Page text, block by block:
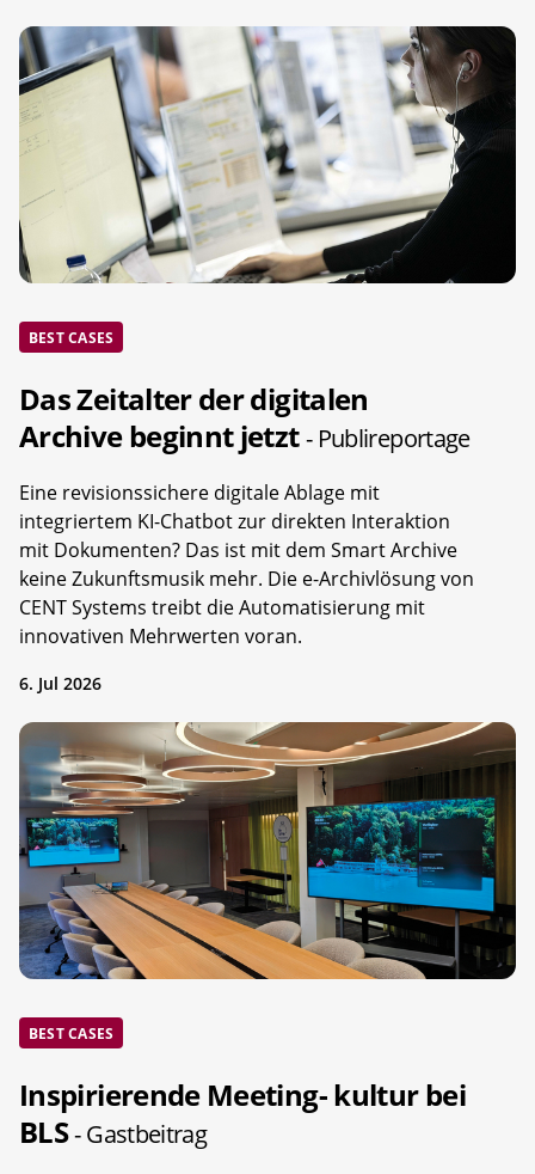
BEST CASES
Das Zeitalter der digitalen
Archive beginnt jetzt- Publireportage
Eine revisionssichere digitale Ablage mit
integriertem KI-Chatbot zur direkten Interaktion
mit Dokumenten? Das ist mit dem Smart Archive
keine Zukunftsmusik mehr. Die e-Archivlösung von
CENT Systems treibt die Automatisierung mit
innovativen Mehrwerten voran.
6. Jul 2026
BEST CASES
Inspirierende Meeting- kultur bei
BLS- Gastbeitrag